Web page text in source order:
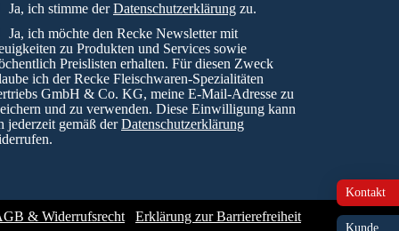
Kontakt
Kunde
Ja, ich stimme derDatenschutzerklärung zu.
Ja, ich möchte den Recke Newsletter mit
zu Produkten und Services sowie
Preislisten erhalten. Für diesen Zweck
ich der Recke Fleischwaren-Spezialitäten
GmbH & Co. KG, meine E-Mail-Adresse zu
und zu verwenden. Diese Einwilligung kann
jederzeit gemäß derDatenschutzerklärung
& Widerrufsrecht Erklärung zur Barrierefreiheit